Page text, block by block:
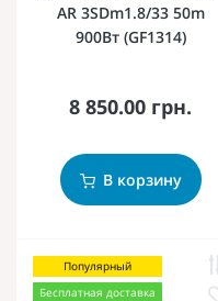
AR 3SDm1.8/33 50m
900Вт (GF1314)
8 850.00 грн.
В корзину
Популярный
Бесплатная доставка